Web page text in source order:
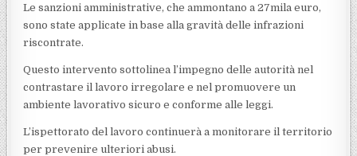
Le sanzioni amministrative, che ammontano a 27mila euro,
sono state applicate in base alla gravità delle infrazioni
riscontrate.
Questo intervento sottolinea l’impegno delle autorità nel
contrastare il lavoro irregolare e nel promuovere un
ambiente lavorativo sicuro e conforme alle leggi.
L’ispettorato del lavoro continuerà a monitorare il territorio
per prevenire ulteriori abusi.